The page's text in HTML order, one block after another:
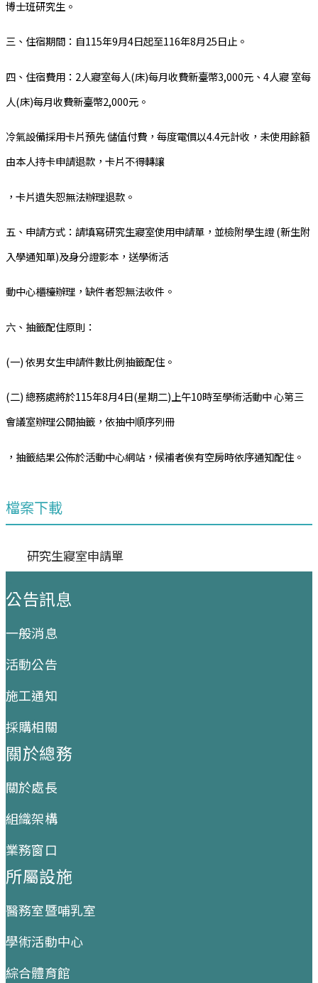
博士班研究生。
三、住宿期間：自115年9月4日起至116年8月25日止。
四、住宿費用：2人寢室每人(床)每月收費新臺幣3,000元、4人寢 室每
人(床)每月收費新臺幣2,000元。
冷氣設備採用卡片預先 儲值付費，每度電價以4.4元計收，未使用餘額
由本人持卡申請退款，卡片不得轉讓
，卡片遺失恕無法辦理退款。
五、申請方式：請填寫研究生寢室使用申請單，並檢附學生證 (新生附
入學通知單)及身分證影本，送學術活
動中心櫃檯辦理，缺件者恕無法收件。
六、抽籤配住原則：
(一) 依男女生申請件數比例抽籤配住。
(二) 總務處將於115年8月4日(星期二)上午10時至學術活動中 心第三
會議室辦理公開抽籤，依抽中順序列冊
，抽籤結果公佈於活動中心網站，候補者俟有空房時依序通知配住。
檔案下載
研究生寢室申請單
公告訊息
一般消息
活動公告
施工通知
採購相關
關於總務
關於處長
組織架構
業務窗口
所屬設施
醫務室暨哺乳室
學術活動中心
綜合體育館